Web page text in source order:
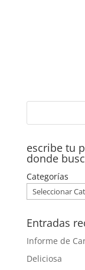
escribe tu
donde
Categorías
Entradas
Informe de
Deliciosa